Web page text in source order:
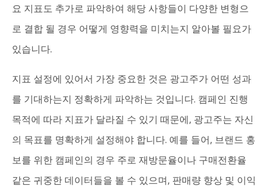
요 지표도 추가로 파악하여 해당 사항들이 다양한 변형으
로 결합 될 경우 어떻게 영향력을 미치는지 알아볼 필요가
있습니다.
지표 설정에 있어서 가장 중요한 것은 광고주가 어떤 성과
를 기대하는지 정확하게 파악하는 것입니다. 캠페인 진행
목적에 따라 지표가 달라질 수 있기 때문에, 광고주는 자신
의 목표를 명확하게 설정해야 합니다. 예를 들어, 브랜드 홍
보를 위한 캠페인의 경우 주로 재방문율이나 구매전환율
같은 귀중한 데이터들을 볼 수 있으며, 판매량 향상 및 이익